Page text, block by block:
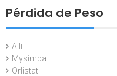
Pérdida de Peso
Alli
Mysimba
Orlistat